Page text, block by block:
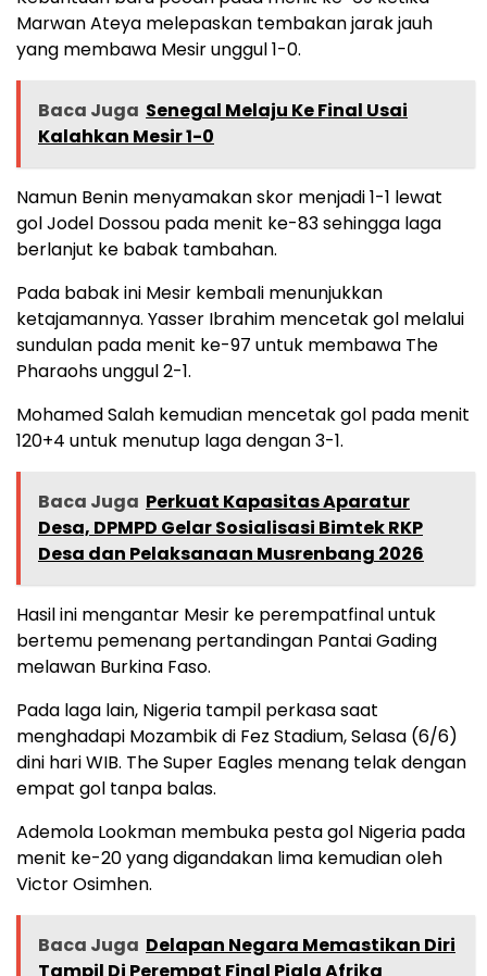
Marwan Ateya melepaskan tembakan jarak jauh
yang membawa Mesir unggul 1-0.
Baca Juga Senegal Melaju Ke Final Usai
Kalahkan Mesir 1-0
Namun Benin menyamakan skor menjadi 1-1 lewat
gol Jodel Dossou pada menit ke-83 sehingga laga
berlanjut ke babak tambahan.
Pada babak ini Mesir kembali menunjukkan
ketajamannya. Yasser Ibrahim mencetak gol melalui
sundulan pada menit ke-97 untuk membawa The
Pharaohs unggul 2-1.
Mohamed Salah kemudian mencetak gol pada menit
120+4 untuk menutup laga dengan 3-1.
Baca Juga Perkuat Kapasitas Aparatur
Desa, DPMPD Gelar Sosialisasi Bimtek RKP
Desa dan Pelaksanaan Musrenbang 2026
Hasil ini mengantar Mesir ke perempatfinal untuk
bertemu pemenang pertandingan Pantai Gading
melawan Burkina Faso.
Pada laga lain, Nigeria tampil perkasa saat
menghadapi Mozambik di Fez Stadium, Selasa (6/6)
dini hari WIB. The Super Eagles menang telak dengan
empat gol tanpa balas.
Ademola Lookman membuka pesta gol Nigeria pada
menit ke-20 yang digandakan lima kemudian oleh
Victor Osimhen.
Baca Juga Delapan Negara Memastikan Diri